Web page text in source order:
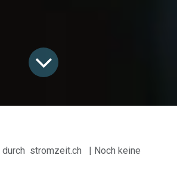
durch stromzeit.ch
| Noch keine